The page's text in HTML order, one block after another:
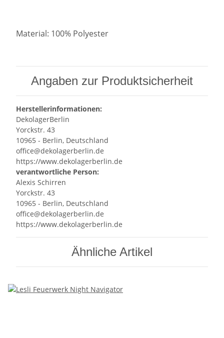
Material: 100% Polyester
Angaben zur Produktsicherheit
Herstellerinformationen:
DekolagerBerlin
Yorckstr. 43
10965 - Berlin, Deutschland
office@dekolagerberlin.de
https://www.dekolagerberlin.de
verantwortliche Person:
Alexis Schirren
Yorckstr. 43
10965 - Berlin, Deutschland
office@dekolagerberlin.de
https://www.dekolagerberlin.de
Ähnliche Artikel